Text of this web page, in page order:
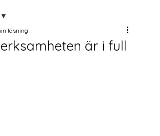
är i full
läsning